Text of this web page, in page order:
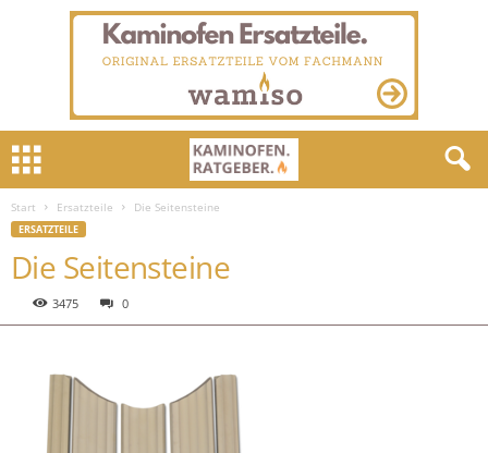
Start Ersatzteile Die Seitensteine
ERSATZTEILE
Die Seitensteine
3475 0